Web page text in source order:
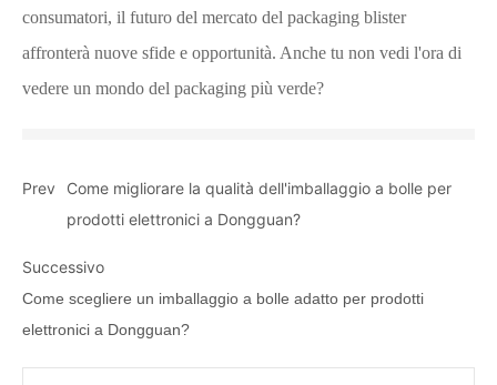
consumatori, il futuro del mercato del packaging blister
affronterà nuove sfide e opportunità. Anche tu non vedi l'ora di
vedere un mondo del packaging più verde?
Prev
Come migliorare la qualità dell'imballaggio a bolle per
prodotti elettronici a Dongguan?
Successivo
Come scegliere un imballaggio a bolle adatto per prodotti
elettronici a Dongguan?